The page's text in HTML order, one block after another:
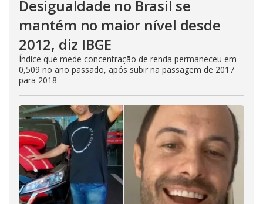
Desigualdade no Brasil se
mantém no maior nível desde
2012, diz IBGE
Índice que mede concentração de renda permaneceu em
0,509 no ano passado, após subir na passagem de 2017
para 2018